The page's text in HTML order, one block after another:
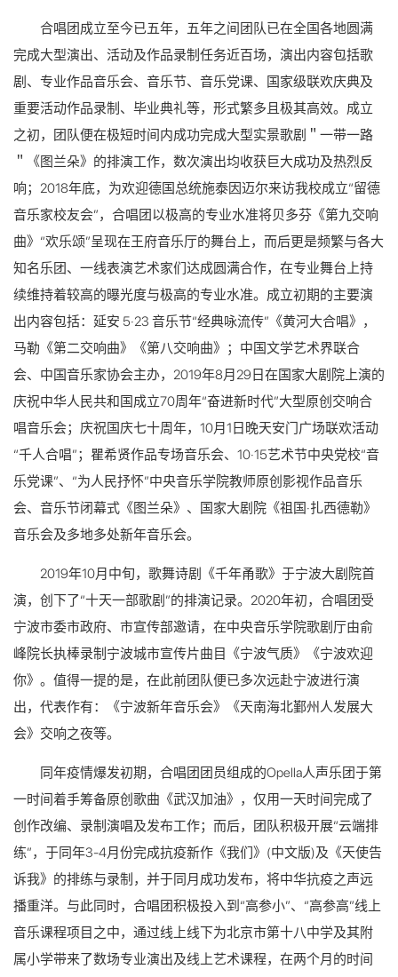
合唱团成立至今已五年，五年之间团队已在全国各地圆满
完成大型演出、活动及作品录制任务近百场，演出内容包括歌
剧、专业作品音乐会、音乐节、音乐党课、国家级联欢庆典及
重要活动作品录制、毕业典礼等，形式繁多且极其高效。成立
之初，团队便在极短时间内成功完成大型实景歌剧＂一带一路
＂《图兰朵》的排演工作，数次演出均收获巨大成功及热烈反
响；2018年底，为欢迎德国总统施泰因迈尔来访我校成立“留德
音乐家校友会”，合唱团以极高的专业水准将贝多芬《第九交响
曲》“欢乐颂”呈现在王府音乐厅的舞台上，而后更是频繁与各大
知名乐团、一线表演艺术家们达成圆满合作，在专业舞台上持
续维持着较高的曝光度与极高的专业水准。成立初期的主要演
出内容包括：延安 5·23 音乐节“经典咏流传”《黄河大合唱》，
马勒《第二交响曲》《第八交响曲》；中国文学艺术界联合
会、中国音乐家协会主办，2019年8月29日在国家大剧院上演的
庆祝中华人民共和国成立70周年“奋进新时代”大型原创交响合
唱音乐会；庆祝国庆七十周年，10月1日晚天安门广场联欢活动
“千人合唱”；瞿希贤作品专场音乐会、10·15艺术节中央党校“音
乐党课”、“为人民抒怀”中央音乐学院教师原创影视作品音乐
会、音乐节闭幕式《图兰朵》、国家大剧院《祖国·扎西德勒》
音乐会及多地多处新年音乐会。
2019年10月中旬，歌舞诗剧《千年甬歌》于宁波大剧院首
演，创下了“十天一部歌剧”的排演记录。2020年初，合唱团受
宁波市委市政府、市宣传部邀请，在中央音乐学院歌剧厅由俞
峰院长执棒录制宁波城市宣传片曲目《宁波气质》《宁波欢迎
你》。值得一提的是，在此前团队便已多次远赴宁波进行演
出，代表作有：《宁波新年音乐会》《天南海北鄞州人发展大
会》交响之夜等。
同年疫情爆发初期，合唱团团员组成的Opella人声乐团于第
一时间着手筹备原创歌曲《武汉加油》，仅用一天时间完成了
创作改编、录制演唱及发布工作；而后，团队积极开展“云端排
练”，于同年3-4月份完成抗疫新作《我们》(中文版)及《天使告
诉我》的排练与录制，并于同月成功发布，将中华抗疫之声远
播重洋。与此同时，合唱团积极投入到“高参小”、“高参高”线上
音乐课程项目之中，通过线上线下为北京市第十八中学及其附
属小学带来了数场专业演出及线上艺术课程，在两个月的时间